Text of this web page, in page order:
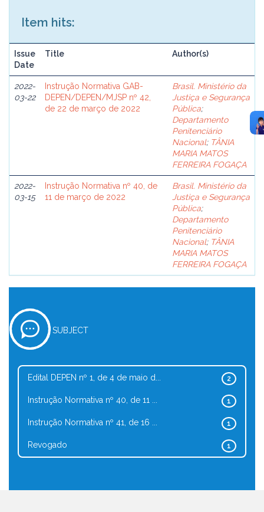
Item hits:
Issue
Date
Title Author(s)
2022-
03-22
Instrução Normativa GAB-
DEPEN/DEPEN/MJSP nº 42,
de 22 de março de 2022
Brasil. Ministério da
Justiça e Segurança
Pública;
Departamento
Penitenciário
Nacional; TÂNIA
MARIA MATOS
FERREIRA FOGAÇA
2022-
03-15
Instrução Normativa nº 40, de
11 de março de 2022
Brasil. Ministério da
Justiça e Segurança
Pública;
Departamento
Penitenciário
Nacional; TÂNIA
MARIA MATOS
FERREIRA FOGAÇA
SUBJECT
2
Edital DEPEN nº 1, de 4 de maio d...
1
Instrução Normativa nº 40, de 11 ...
1
Instrução Normativa nº 41, de 16 ...
1
Revogado